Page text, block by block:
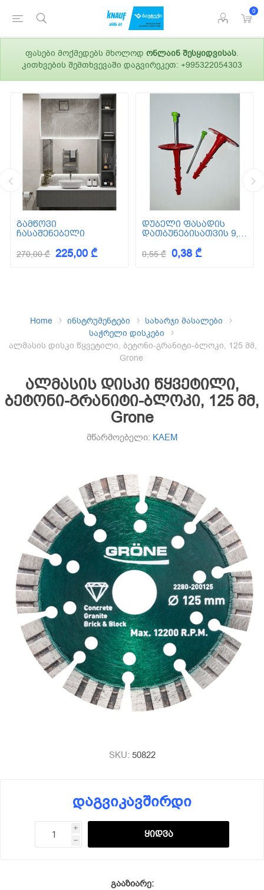
0
ფასები მოქმედებს მხოლოდ ონლაინ შესყიდვისას.
კითხვების შემთხვევაში დაგვირეკეთ: +995322054303
გამწოვი
ჩასაშენებელი
270,00 ₾ 225,00 ₾
დუბელი ფასადის
დათბუნებისათვის 9,5
0,55 ₾ 0,38 ₾
Home ინსტრუმენტები
სახარჯი მასალები
საჭრელი დისკები
ალმასის დისკი წყვეტილი, ბეტონი-გრანიტი-ბლოკი, 125 მმ,
Grone
ალმასის დისკი წყვეტილი,
ბეტონი-გრანიტი-ბლოკი, 125 მმ,
Grone
მწარმოებელი: KAEM
SKU: 50822
დაგვიკავშირდი
i
h
გააზიარე: